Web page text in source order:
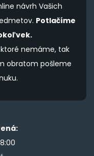
návrh Vašich
Potlačíme
nemáme, tak
obratom pošleme